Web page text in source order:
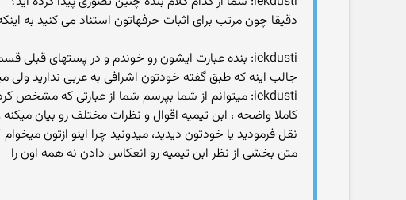
دقیقا چون مرتب برای اثبات حرفهاتون استناد می کنید به
iekdusti: بنده عبارت ایشون رو خوندم و در پستهای قبلی قسمتی که نظر ایشان از آن برداشت میشود را هم مشخص کر
جالب اینه که طبق گفته خودتون اشرافی به عربی ندارید
iekdusti: میتوانم از شما بپرسم شما از عبارتی که مشخص کرده اید چه میفهمید؟
کاملا واضحه ، ابن تیمیه اقوال و نظرات مختلف رو بیان
نقل فرمودید یا خودتون دیدید، میدونید چرا اینو ازتون
متن بخشی از نظر ابن تیمیه رو انعکاس دادن نه همه اون را